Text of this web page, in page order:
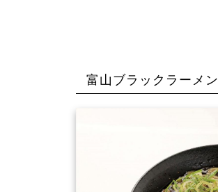
富山ブラックラーメン